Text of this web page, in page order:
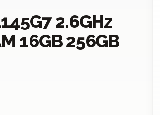
2.6GHz
16GB 256GB